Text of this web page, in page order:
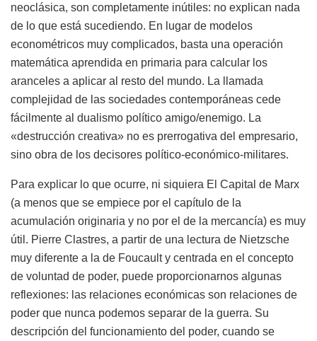
neoclásica, son completamente inútiles: no explican nada
de lo que está sucediendo. En lugar de modelos
econométricos muy complicados, basta una operación
matemática aprendida en primaria para calcular los
aranceles a aplicar al resto del mundo. La llamada
complejidad de las sociedades contemporáneas cede
fácilmente al dualismo político amigo/enemigo. La
«destrucción creativa» no es prerrogativa del empresario,
sino obra de los decisores político-económico-militares.
Para explicar lo que ocurre, ni siquiera El Capital de Marx
(a menos que se empiece por el capítulo de la
acumulación originaria y no por el de la mercancía) es muy
útil. Pierre Clastres, a partir de una lectura de Nietzsche
muy diferente a la de Foucault y centrada en el concepto
de voluntad de poder, puede proporcionarnos algunas
reflexiones: las relaciones económicas son relaciones de
poder que nunca podemos separar de la guerra. Su
descripción del funcionamiento del poder, cuando se